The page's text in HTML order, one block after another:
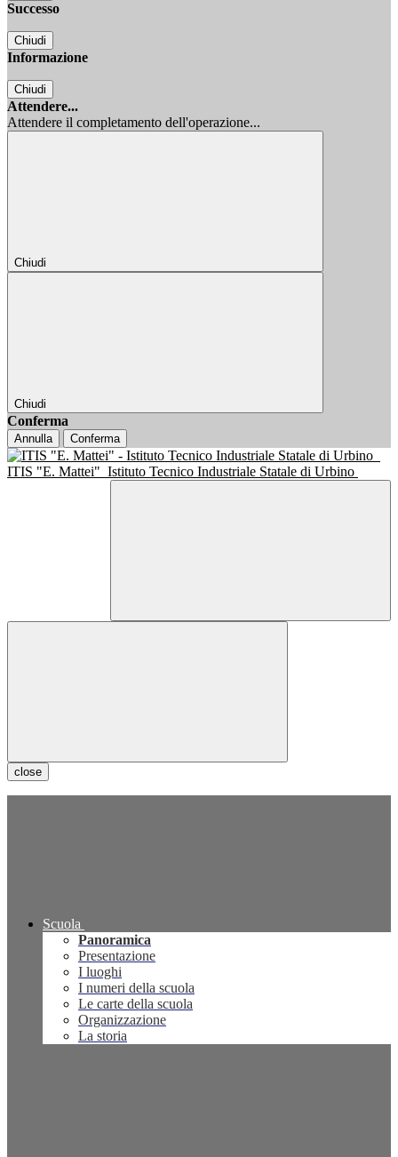
Successo
Chiudi
Informazione
Chiudi
Attendere...
Attendere il completamento dell'operazione...
Chiudi
Chiudi
Conferma
Annulla Conferma
ITIS "E. Mattei" Istituto Tecnico Industriale Statale di Urbino
close
Scuola
Panoramica
Presentazione
I luoghi
I numeri della scuola
Le carte della scuola
Organizzazione
La storia